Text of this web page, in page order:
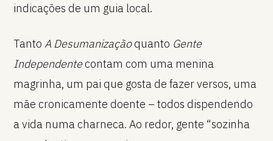
indicações de um guia local.
Tanto A Desumanizaçãoquanto Gente
Independentecontam com uma menina
magrinha, um pai que gosta de fazer versos, uma
mãe cronicamente doente – todos dispendendo
a vida numa charneca. Ao redor, gente “sozinha